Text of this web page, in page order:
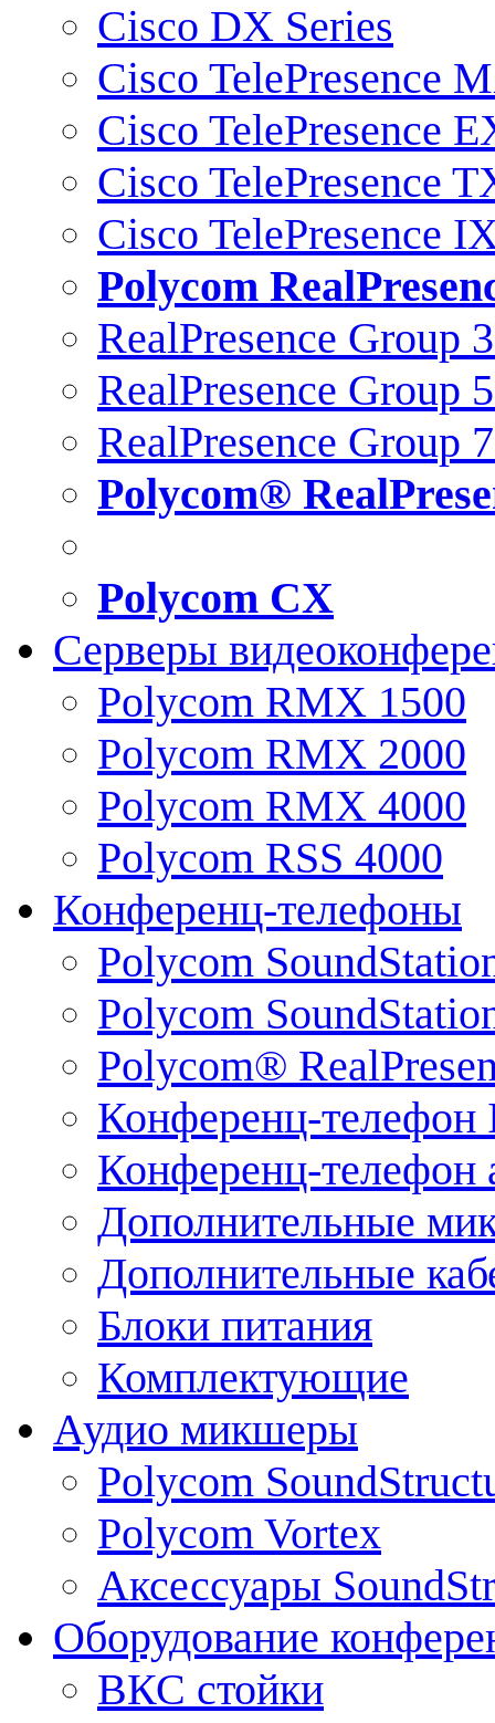
Cisco DX Series
Cisco TelePresence
Cisco TelePresence
Cisco TelePresence
Cisco TelePresence
Polycom
RealPresence Group
RealPresence Group
RealPresence Group
Polycom®
Polycom CX
Серверы
Polycom RMX 1500
Polycom RMX 2000
Polycom RMX 4000
Polycom RSS 4000
Конференц-телефоны
Polycom
Polycom
Polycom®
Конференц-телефон
Конференц-телефон
Дополнительные
Дополнительные
Блоки питания
Комплектующие
Аудио микшеры
Polycom
Polycom Vortex
Аксессуары
Оборудование
ВКС стойки